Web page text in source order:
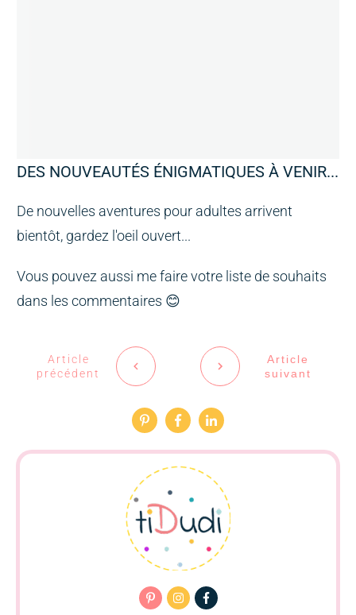
DES NOUVEAUTÉS ÉNIGMATIQUES À VENIR...
De nouvelles aventures pour adultes arrivent
bientôt, gardez l'oeil ouvert...
Vous pouvez aussi me faire votre liste de souhaits
dans les commentaires 😊
Article
précédent
Article
suivant